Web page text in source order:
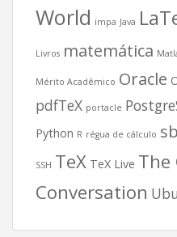
World impa Java
Livros matemática
Mérito Acadêmico Oracle
pdfTeX portacle
Python R régua de cálculo
SSH TeX TeX Live The
Conversation